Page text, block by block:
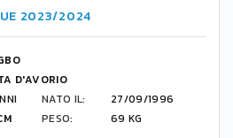
2023/2024
D'AVORIO
NATO IL:
27/09/1996
PESO: 69 KG